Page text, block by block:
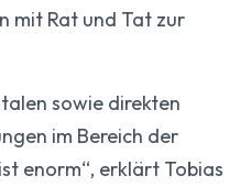
mit Rat und Tat zur
sowie direkten
im Bereich der
enorm“, erklärt Tobias